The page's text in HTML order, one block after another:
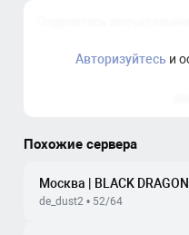
Авторизуйтесьи
Похожие сервера
Москва | BLACK
de_dust2 • 52/64